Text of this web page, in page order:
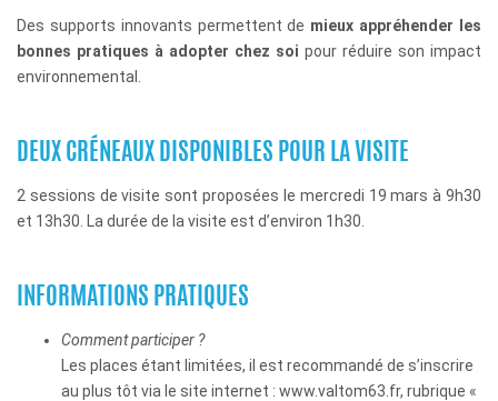
Des supports innovants permettent de mieux appréhender les
bonnes pratiques à adopter chez soi pour réduire son impact
environnemental.
DEUX CRÉNEAUX DISPONIBLES POUR LA VISITE
2 sessions de visite sont proposées le mercredi 19 mars à 9h30
et 13h30. La durée de la visite est d’environ 1h30.
INFORMATIONS PRATIQUES
Comment participer ?
Les places étant limitées, il est recommandé de s’inscrire
au plus tôt via le site internet : www.valtom63.fr, rubrique «